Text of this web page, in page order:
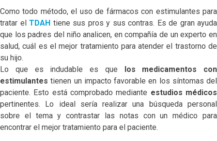
Como todo método, el uso de fármacos con estimulantes para
tratar el TDAH tiene sus pros y sus contras. Es de gran ayuda
que los padres del niño analicen, en compañía de un experto en
salud, cuál es el mejor tratamiento para atender el trastorno de
su hijo.
Lo que es indudable es que los medicamentos con
estimulantes tienen un impacto favorable en los síntomas del
paciente. Esto está comprobado mediante estudios médicos
pertinentes. Lo ideal sería realizar una búsqueda personal
sobre el tema y contrastar las notas con un médico para
encontrar el mejor tratamiento para el paciente.